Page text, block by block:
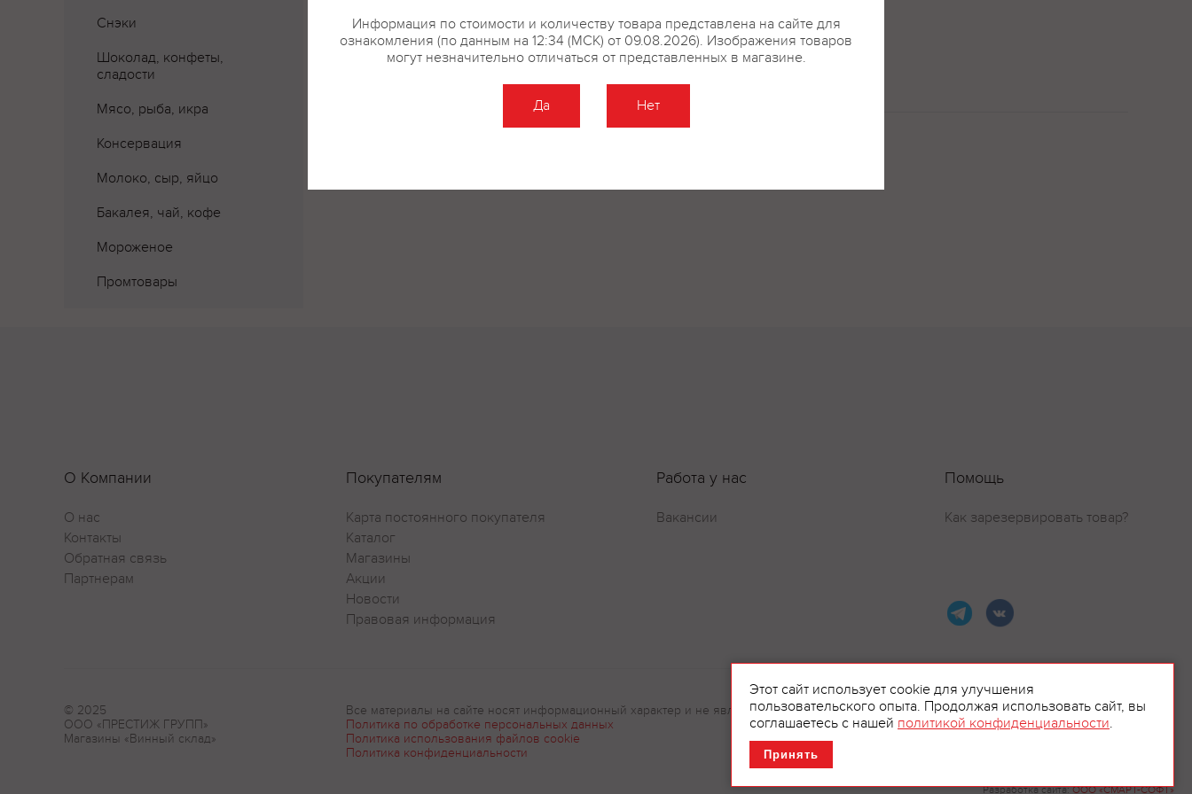
Снэки
Шоколад, конфеты,
сладости
Мясо, рыба, икра
Консервация
Молоко, сыр, яйцо
Бакалея, чай, кофе
Мороженое
Промтовары
Разработка сайта:ООО «СМАРТ-СОФТ»
О Компании
О нас
Контакты
Обратная связь
Партнерам
Покупателям
Карта постоянного покупателя
Каталог
Магазины
Акции
Новости
Правовая информация
Работа у нас
Вакансии
Помощь
Как зарезервировать товар?
© 2025
ООО «ПРЕСТИЖ ГРУПП»
Магазины «Винный склад»
Все материалы на сайте носят информационный характер и не являются рекламой.
Политика по обработке персональных данных
Политика использования файлов cookie
Политика конфиденциальности
Этот сайт использует cookie для улучшения
пользовательского опыта. Продолжая использовать сайт, вы
соглашаетесь с нашей политикой конфиденциальности.
Принять
Информация по стоимости и количеству товара представлена на сайте для
ознакомления (по данным на 12:34 (МСК) от 09.08.2026). Изображения товаров
могут незначительно отличаться от представленных в магазине.
Да Нет